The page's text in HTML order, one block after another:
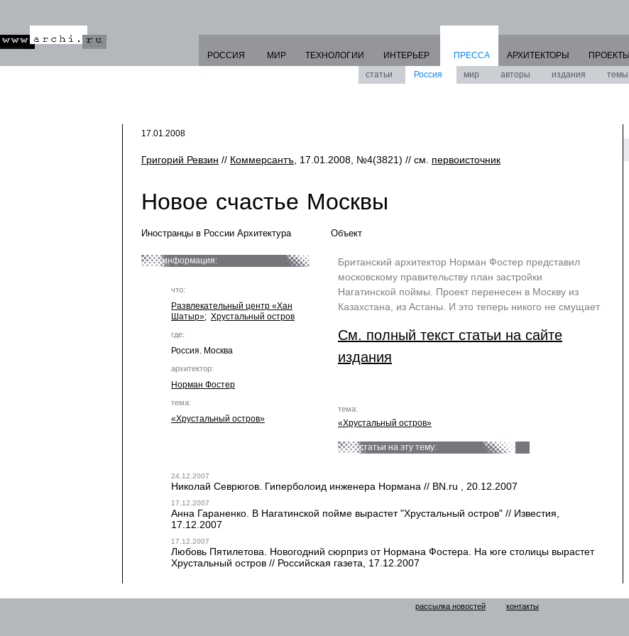
РОССИЯ МИР ТЕХНОЛОГИИ ИНТЕРЬЕР
ПРЕССА
статьи
Россия мир авторы издания темы
АРХИТЕКТОРЫ ПРОЕКТЫ
17.01.2008
Григорий Ревзин // Коммерсантъ , 17.01.2008, №4(3821) // см. первоисточник
Новое счастье Москвы
Иностранцы в России Архитектура Объект
информация:
что:
Развлекательный центр «Хан
Шатыр»; Хрустальный остров
где:
Россия. Москва
архитектор:
Норман Фостер
тема:
«Хрустальный остров»
Британский архитектор Норман Фостер представил
московскому правительству план застройки
Нагатинской поймы. Проект перенесен в Москву из
Казахстана, из Астаны. И это теперь никого не смущает
См. полный текст статьи на сайте
издания
тема:
«Хрустальный остров»
статьи на эту тему:
24.12.2007
Николай Севрюгов. Гиперболоид инженера Нормана // BN.ru , 20.12.2007
17.12.2007
Анна Гараненко. В Нагатинской пойме вырастет "Хрустальный остров" // Известия,
17.12.2007
17.12.2007
Любовь Пятилетова. Новогодний сюрприз от Нормана Фостера. На юге столицы вырастет
Хрустальный остров // Российская газета, 17.12.2007
рассылка новостей контакты